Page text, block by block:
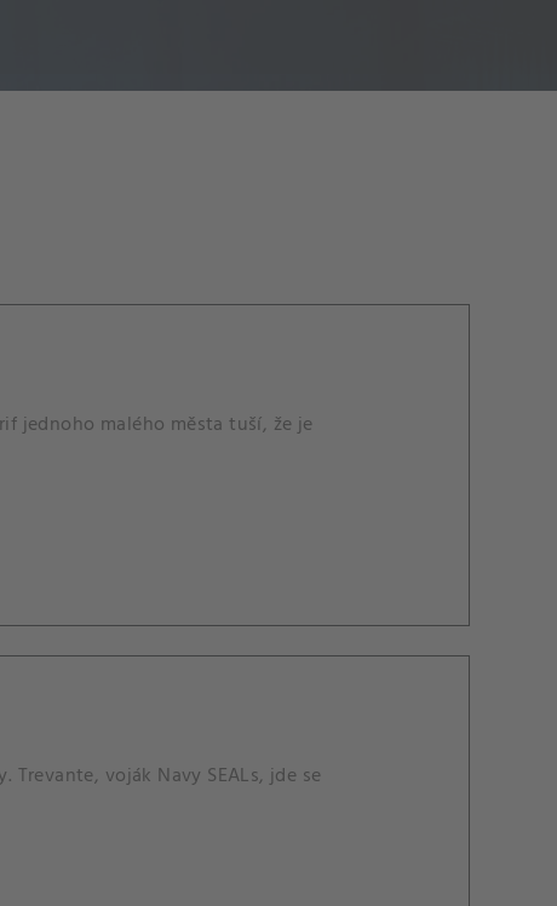
jednoho malého města tuší, že je
voják Navy SEALs, jde se